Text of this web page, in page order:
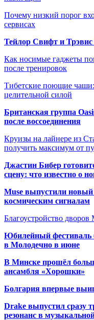
Почему низкий порог
сервисах
Тейлор Свифт и
Как носимые гаджеты
после тренировок
Тибетские поющие чаши:
целительной силой
Британская группа
после воссоединения
Круизы на лайнере из
получить максимум от
Джастин Бибер
сцену: что известно о
Muse выпустили
космическим сигналам
Благоустройство
Юбилейный фестиваль
в Молодечно в июне
В Минске прошёл
ансамбля «Хорошки»
Болгария впервые
Drake выпустил сразу
резонанс в